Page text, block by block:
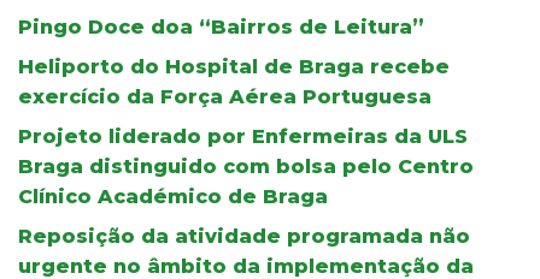
Pingo Doce doa “Bairros de Leitura”
Heliporto do Hospital de Braga recebe
exercício da Força Aérea Portuguesa
Projeto liderado por Enfermeiras da ULS
Braga distinguido com bolsa pelo Centro
Clínico Académico de Braga
Reposição da atividade programada não
urgente no âmbito da implementação da